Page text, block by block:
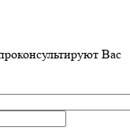
Вас